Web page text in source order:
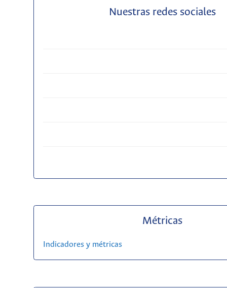
Nuestras redes sociales
Métricas
Indicadores y métricas